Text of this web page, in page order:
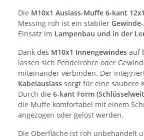
Die M10x1 Auslass-Muffe 6-kant
Messing roh ist ein stabiler
Einsatz im Lampenbau und in der
Dank des M10x1 Innengewindes auf
lassen sich Pendelrohre oder
miteinander verbinden. Der
Kabelauslass sorgt für eine saubere
Durch die 6-kant Form
die Muffe komfortabel mit einem
angezogen oder gelöst werden.
Die Oberfläche ist roh unbehandelt